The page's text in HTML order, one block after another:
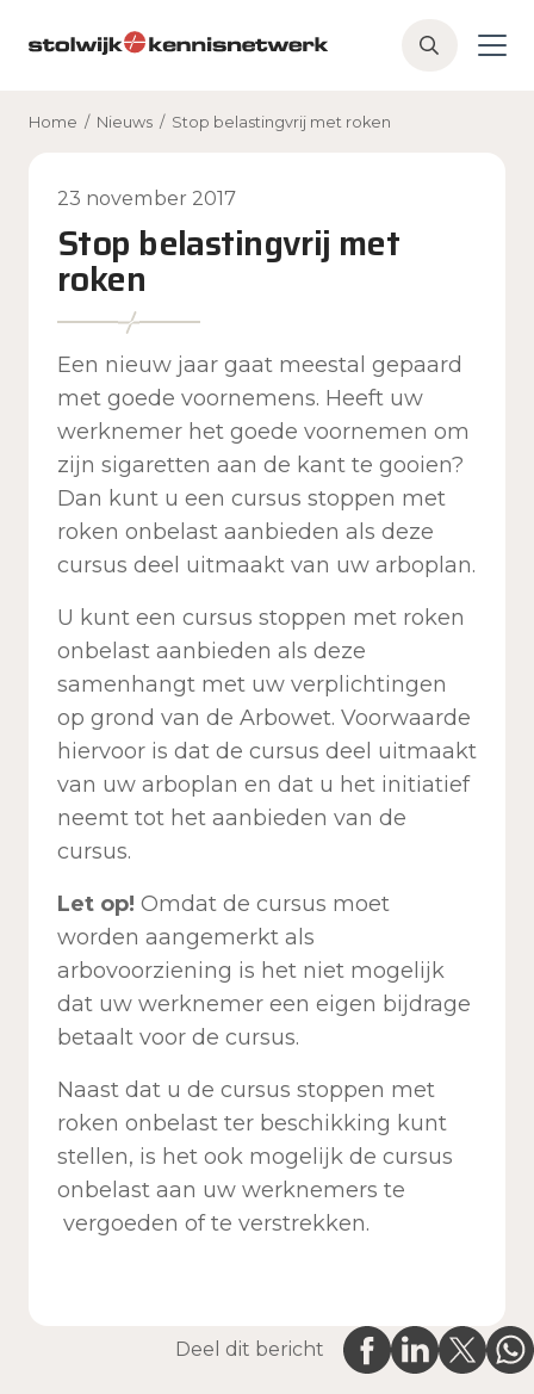
Z
Home / Nieuws / Stop belastingvrij met roken
23 november 2017
Stop belastingvrij met
roken
Een nieuw jaar gaat meestal gepaard
met goede voornemens. Heeft uw
werknemer het goede voornemen om
zijn sigaretten aan de kant te gooien?
Dan kunt u een cursus stoppen met
roken onbelast aanbieden als deze
cursus deel uitmaakt van uw arboplan.
U kunt een cursus stoppen met roken
onbelast aanbieden als deze
samenhangt met uw verplichtingen
op grond van de Arbowet. Voorwaarde
hiervoor is dat de cursus deel uitmaakt
van uw arboplan en dat u het initiatief
neemt tot het aanbieden van de
cursus.
Let op! Omdat de cursus moet
worden aangemerkt als
arbovoorziening is het niet mogelijk
dat uw werknemer een eigen bijdrage
betaalt voor de cursus.
Naast dat u de cursus stoppen met
roken onbelast ter beschikking kunt
stellen, is het ook mogelijk de cursus
onbelast aan uw werknemers te
vergoeden of te verstrekken.
Deel dit bericht